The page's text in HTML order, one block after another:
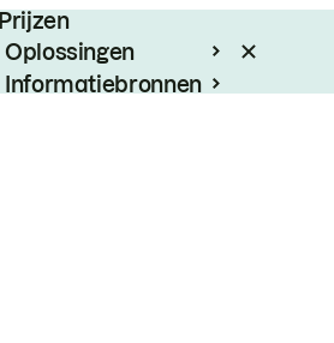
Prijzen
Oplossingen
Informatiebronnen